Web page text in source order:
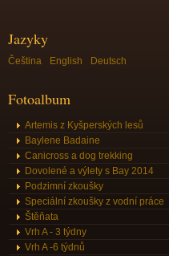
Jazyky
Čeština English Deutsch
Fotoalbum
Artemis z Kyšperských lesů
Baylene Badaine
Canicross a dog trekking
Dovolené a výlety s Bay 2014
Podzimní zkoušky
Speciální zkoušky z vodní práce
Štěňata
Vrh A - 3 týdny
Vrh A -6 týdnů